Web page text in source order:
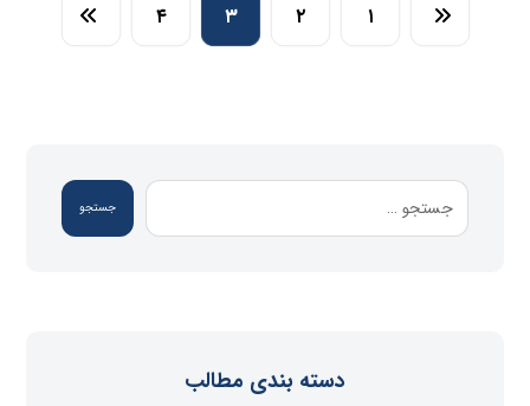
۱ ۲ ۳ ۴
جستجو
دسته بندی مطالب